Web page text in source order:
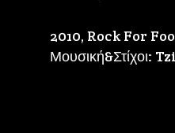
2010, Rock For
Μουσική&Στίχοι: